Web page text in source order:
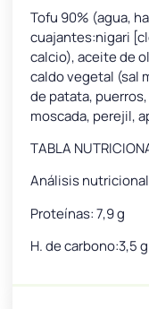
Tofu 90% (agua,
cuajantes:nigari
calcio), aceite de
caldo vegetal (sal
de patata,
moscada, perejil,
TABLA
Análisis
Proteínas: 7,9 g
H. de carbono:3,5